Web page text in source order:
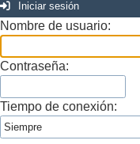
Iniciar sesión
Nombre de usuario:
Contraseña:
Tiempo de conexión: